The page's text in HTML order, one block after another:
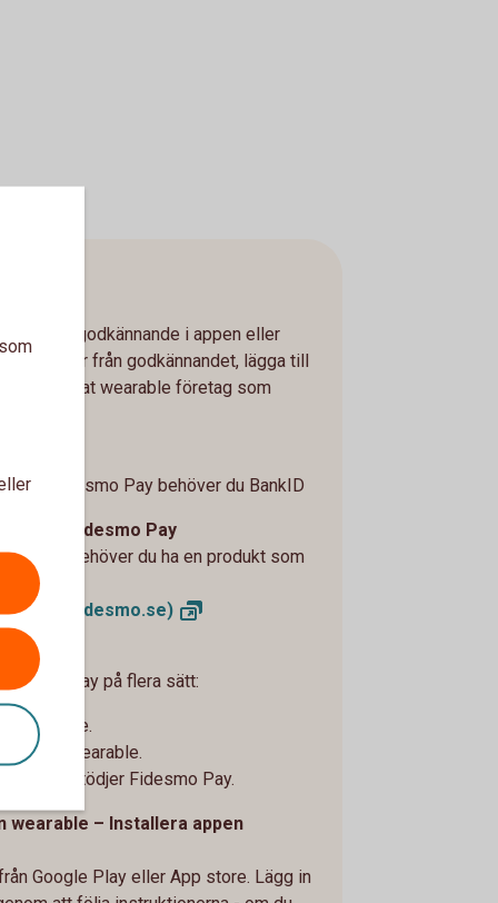
lämnat godkännande i appen eller
24 timmar från godkännandet, lägga till
annat wearable företag som
till Fidesmo Pay behöver du BankID
stöder Fidesmo Pay
Pay behöver du ha en produkt som
(fidesmo.se)
Pay på flera sätt:
wearable.
fått din wearable.
som stödjer Fidesmo Pay.
wearable – Installera appen
Google Play eller App store. Lägg in